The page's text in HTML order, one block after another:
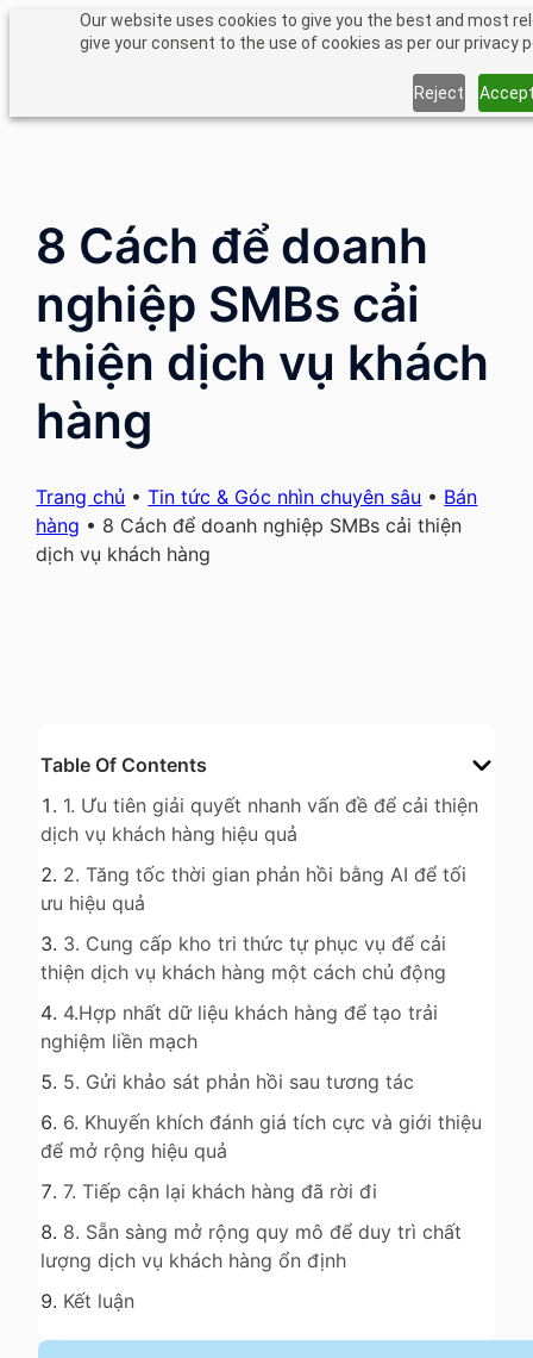
Our website uses cookies to give you the best and most
give your consent to the use of cookies as per our privacy
Reject
8 Cách để doanh
nghiệp SMBs cải
thiện dịch vụ khách
hàng
Trang chủ •Tin tức & Góc nhìn chuyên sâu • Bán
hàng • 8 Cách để doanh nghiệp SMBs cải thiện
dịch vụ khách hàng
Table Of Contents
1. Ưu tiên giải quyết nhanh vấn đề để cải thiện
dịch vụ khách hàng hiệu quả
2. Tăng tốc thời gian phản hồi bằng AI để tối
ưu hiệu quả
3. Cung cấp kho tri thức tự phục vụ để cải
thiện dịch vụ khách hàng một cách chủ động
4.Hợp nhất dữ liệu khách hàng để tạo trải
nghiệm liền mạch
5. Gửi khảo sát phản hồi sau tương tác
6. Khuyến khích đánh giá tích cực và giới thiệu
để mở rộng hiệu quả
7. Tiếp cận lại khách hàng đã rời đi
8. Sẵn sàng mở rộng quy mô để duy trì chất
lượng dịch vụ khách hàng ổn định
Kết luận